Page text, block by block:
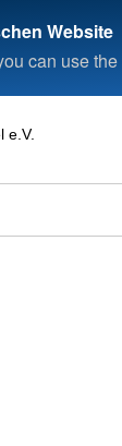
Website
can use
e.V.